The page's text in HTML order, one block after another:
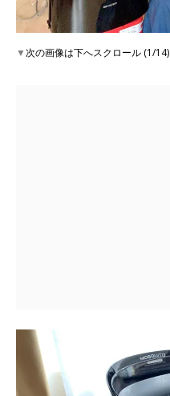
▼次の画像は下へスクロール (1/14)